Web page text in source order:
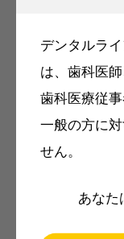
デンタルラ
は、歯科医
歯科医療従
一般の方に
せん。
あなた